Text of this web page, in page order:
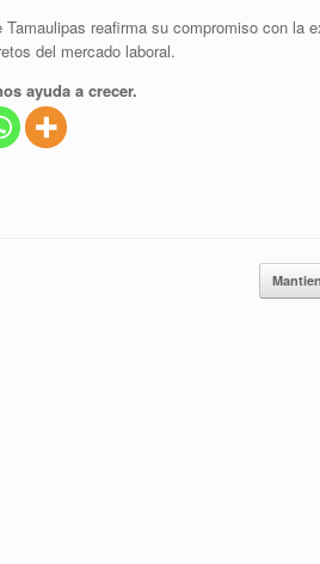
reafirma su compromiso con la
del mercado laboral.
ayuda a crecer.